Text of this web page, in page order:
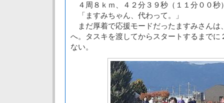
４周８ｋｍ、４２分３９秒（１１分００秒
「ますみちゃん、代わって。」
まだ厚着で応援モードだったますみさんは
へ。タスキを渡してからスタートするまでに
ない。